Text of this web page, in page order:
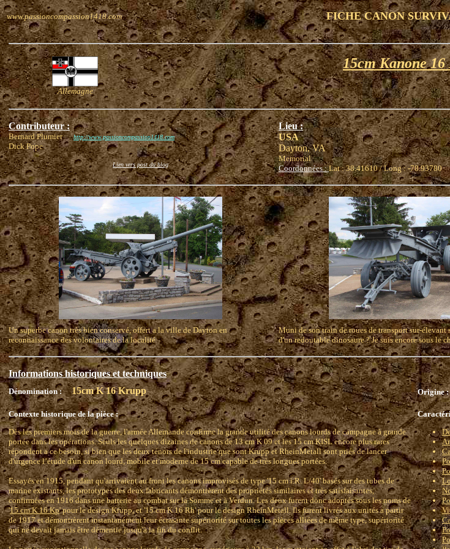
www.passioncompassion1418.com FICHE CANON
Allemagne
15cm Kanone 16
Contributeur :
Bernard Plumierhttp://www.passioncompassion1418.com
Dick Pope
Lien vers post du blog
Lieu :
USA
Dayton, VA
Memorial
Coordonnées :Lat : 38.41610 / Long : -78.93780
Un superbe canon très bien conservé, offert a la ville de Dayton en
reconnaissance des volontaires de la localité
Muni de son train de roues de transport sur-élevant
d'un redoutable dinosaure ? Je suis encore sous le
Informations historiques et techniques
Dénomination : 15cm K 16 Krupp Origine :
Contexte historique de la pièce :
Dès les premiers mois de la guerre, l'armée Allemande confirme la grande utilité des canons lourds de campagne à grande
portée dans les opérations. Seuls les quelques dizaines de canons de 13 cm K 09 et les 15 cm KISL encore plus rares
répondent a ce besoin, si bien que les deux ténors de l'industrie que sont Krupp et RheinMetall sont priés de lancer
d'urgence l’étude d'un canon lourd, mobile et moderne de 15 cm capable de très longues portées.
Essayés en 1915, pendant qu'arrivaient au front les canons improvisés de type '15 cm i.R. L/40' basés sur des tubes de
marine existants, les prototypes des deux fabricants démontrèrent des propriétés similaires et très satisfaisantes,
confirmées en 1916 dans une batterie au combat sur la Somme et à Verdun. Les deux furent donc adoptés sous les noms de
'15 cm K 16 Kp' pour le design Krupp, et '15 cm K 16 Rh' pour le design RheinMetall. Ils furent livrés aux unités a partir
de 1917 et démontrèrent instantanément leur écrasante supériorité sur toutes les pièces alliées de même type, supériorité
qui ne devait jamais être démentie jusqu'à la fin du conflit.